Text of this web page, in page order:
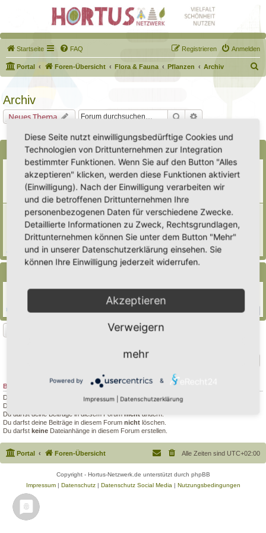
Startseite FAQ Anmelden
Registrieren
Portal Foren-Übersicht Flora & Fauna Pflanzen Archiv
u
Archiv
Neues Thema Suche
Bekanntmachungen
Erweiterung der Kriterien zur Eintragung eines Hortus
Letzter Beitrag vonHeike Ehrle«Di 29. Jul 2025, 17:08
Verfasst inAnkündigungen & Fragen zum Forum
Antworten:3
[Bitte lesen] Wie funktioniert die Eintragung Eurer
Gartenprojekte
So 15. Feb 2026, 18:08
Verfasst inEingetragener Hortus - Mein Hortus und ich!
Antworten:1
Suche rankende & dornige/stachelige Pflanze
GrizzlyimGarten«Mi 9. Aug 2023, 21:58
1 2
BERECHTIGUNGEN IN DIESEM FORUM
Du darfst
neuen Themen in diesem Forum erstellen.
Du darfst
Du darfst deine Beiträge in diesem Forum nicht ändern.
Du darfst deine Beiträge in diesem Forum nicht löschen.
Du darfst keine Dateianhänge in diesem Forum erstellen.
Portal Foren-Übersicht Alle Zeiten sind UTC+02:00
Copyright - Hortus-Netzwerk.de unterstützt durch phpBB
Impressum| Datenschutz| Datenschutz Social Media | Nutzungsbedingungen
Diese Seite nutzt einwilligungsbedürftige Cookies und
Technologien von Drittunternehmen zur Integration
bestimmter Funktionen. Wenn Sie auf den Button "Alles
akzeptieren" klicken, werden diese Funktionen aktiviert
(Einwilligung). Nach der Einwilligung verarbeiten wir
und die betroffenen Drittunternehmen Ihre
personenbezogenen Daten für verschiedene Zwecke.
Detaillierte Informationen zu Zweck, Rechtsgrundlagen,
Drittunternehmen können Sie unter dem Button "Mehr"
und in unserer Datenschutzerklärung einsehen. Sie
können Ihre Einwilligung jederzeit widerrufen.
Akzeptieren
Verweigern
mehr
Powered by &
Impressum Datenschutzerklärung